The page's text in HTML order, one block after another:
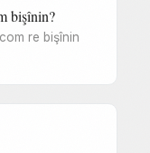
bişînin?
re bişînin